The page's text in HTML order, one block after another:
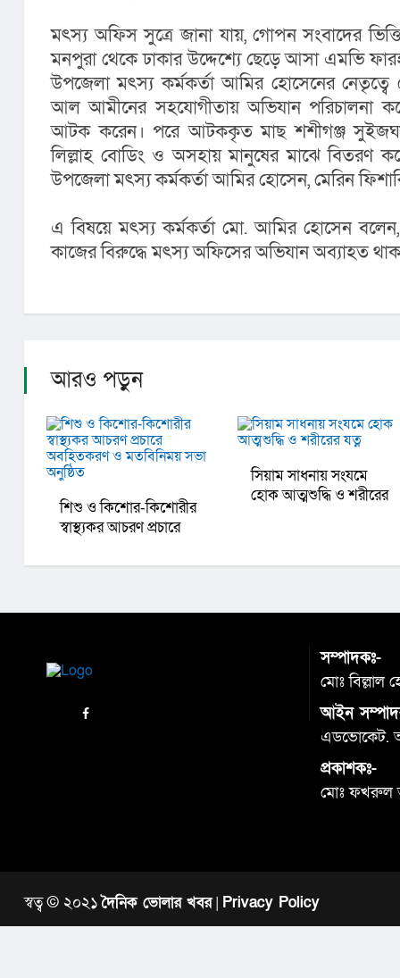
মৎস্য অফিস সুত্রে জানা যায়, গোপন সংবাদের
মনপুরা থেকে ঢাকার উদ্দেশ্যে ছেড়ে আসা এমভি
উপজেলা মৎস্য কর্মকর্তা আমির হোসেনের নেতৃত্বে
আল আমীনের সহযোগীতায় অভিযান পরিচালনা
আটক করেন। পরে আটককৃত মাছ শশীগঞ্জ
লিল্লাহ বোডিং ও অসহায় মানুষের মাঝে বিতরণ
উপজেলা মৎস্য কর্মকর্তা আমির হোসেন, মেরিন
এ বিষয়ে মৎস্য কর্মকর্তা মো. আমির হোসেন
কাজের বিরুদ্ধে মৎস্য অফিসের অভিযান অব্যাহত
আরও পড়ুন
শিশু ও কিশোর-কিশোরীর
স্বাস্থ্যকর আচরণ প্রচারে
সভা অনুষ্ঠিত
সিয়াম সাধনায় সংযমে
হোক আত্মশুদ্ধি ও শরীরের
সম্পাদকঃ-
মোঃ বিল্লাল
আইন
এডভোকেট.
প্রকাশকঃ-
মোঃ
স্বত্ব © ২০২১দৈনিক ভোলার খবর| Privacy Policy